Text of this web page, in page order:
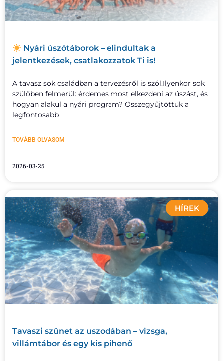
Nyári úszótáborok – elindultak a
jelentkezések, csatlakozzatok Ti is!
A tavasz sok családban a tervezésről is szól.Ilyenkor sok
szülőben felmerül: érdemes most elkezdeni az úszást, és
hogyan alakul a nyári program? Összegyűjtöttük a
legfontosabb
TOVÁBB OLVASOM
2026-03-25
HÍREK
Tavaszi szünet az uszodában – vizsga,
villámtábor és egy kis pihenő